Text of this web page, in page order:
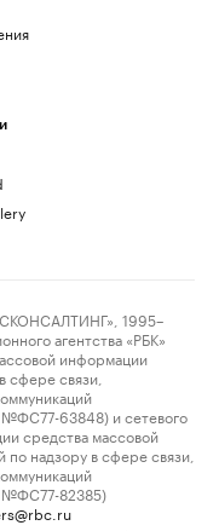
1995–
агентства «РБК»
информации
сфере связи,
63848) и сетевого
средства массовой
надзору в сфере связи,
№ФС77-82385)